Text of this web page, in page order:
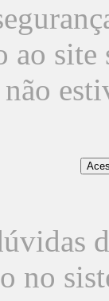
ao
não
no